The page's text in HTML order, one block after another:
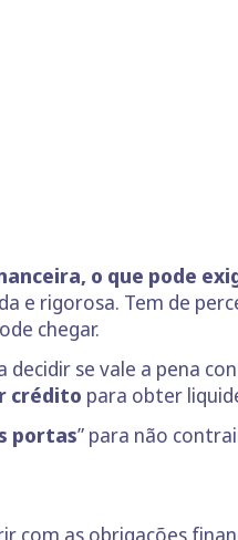
o que pode
e rigorosa. Tem de
chegar.
se vale a pena
crédito para obter
portas” para não
com as obrigações